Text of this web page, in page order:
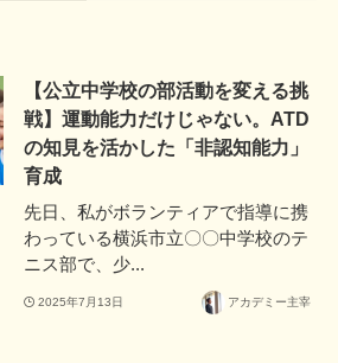
【公立中学校の部活動を変える挑
戦】運動能力だけじゃない。ATD
の知見を活かした「非認知能力」
育成
先日、私がボランティアで指導に携
わっている横浜市立〇〇中学校のテ
ニス部で、少...
2025年7月13日 アカデミー主宰